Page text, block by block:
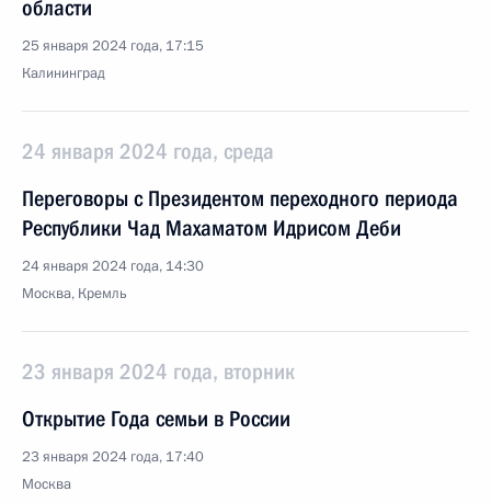
области
25 января 2024 года, 17:15
Калининград
24 января 2024 года, среда
Переговоры с Президентом переходного периода
Республики Чад Махаматом Идрисом Деби
24 января 2024 года, 14:30
Москва, Кремль
23 января 2024 года, вторник
Открытие Года семьи в России
23 января 2024 года, 17:40
Москва